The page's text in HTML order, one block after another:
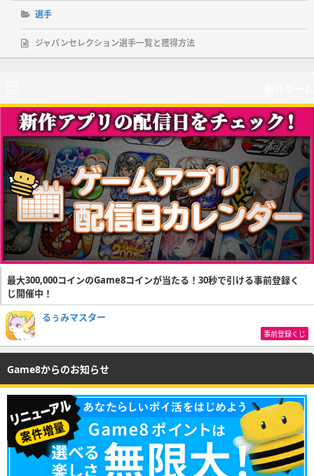
選手
ジャパンセレクション選手一覧と獲得方法
最大300,000コインのGame8コインが当たる！30秒で引ける事前登録く
じ開催中！
るぅみマスター
事前登録くじ
Game8からのお知らせ